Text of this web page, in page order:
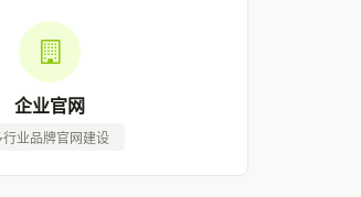
企业官网
行业品牌官网建设